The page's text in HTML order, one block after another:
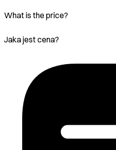
What is the price?
Jaka jest cena?